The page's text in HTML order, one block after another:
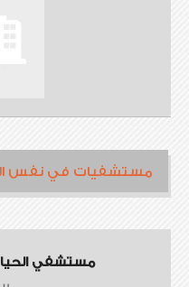
مستشفيات في نفس
مستشفي